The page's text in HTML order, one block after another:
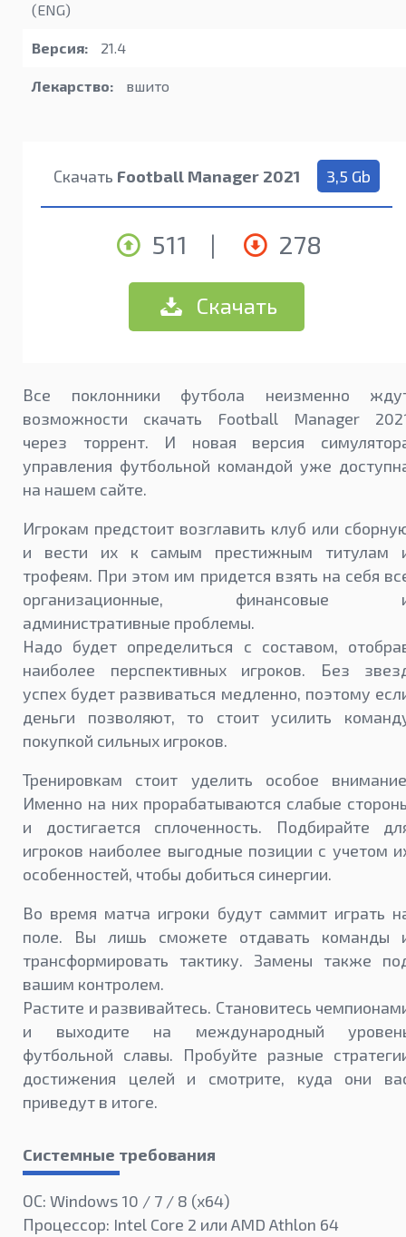
(ENG)
Версия: 21.4
Лекарство: вшито
Скачать Football Manager 2021 3,5 Gb
511 | 278
Скачать
Все поклонники футбола неизменно
возможности скачать Football Manager
через торрент. И новая версия
управления футбольной командой уже
на нашем сайте.
Игрокам предстоит возглавить клуб или
и вести их к самым престижным титулам
трофеям. При этом им придется взять на себя
организационные, финансовые
административные проблемы.
Надо будет определиться с составом,
наиболее перспективных игроков. Без
успех будет развиваться медленно, поэтому
деньги позволяют, то стоит усилить
покупкой сильных игроков.
Тренировкам стоит уделить особое
Именно на них прорабатываются слабые
и достигается сплоченность. Подбирайте
игроков наиболее выгодные позиции с учетом
особенностей, чтобы добиться синергии.
Во время матча игроки будут саммит играть
поле. Вы лишь сможете отдавать команды
трансформировать тактику. Замены также
вашим контролем.
Растите и развивайтесь. Становитесь
и выходите на международный
футбольной славы. Пробуйте разные
достижения целей и смотрите, куда они
приведут в итоге.
Системные требования
ОС: Windows 10 / 7 / 8 (x64)
Процессор: Intel Core 2 или AMD Athlon 64